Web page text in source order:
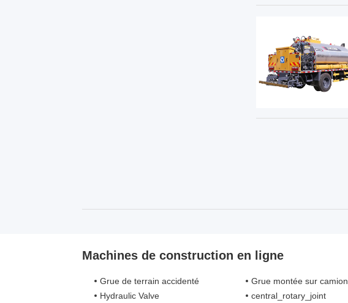
Machines de construction en ligne
Grue de terrain accidenté Grue montée sur camion
Hydraulic Valve
central_rotary_joint